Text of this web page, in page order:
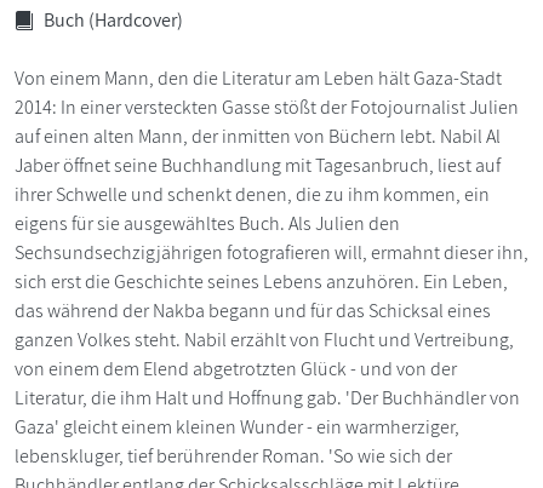
Buch (Hardcover)
Von einem Mann, den die Literatur am Leben hält Gaza-Stadt
2014: In einer versteckten Gasse stößt der Fotojournalist Julien
auf einen alten Mann, der inmitten von Büchern lebt. Nabil Al
Jaber öffnet seine Buchhandlung mit Tagesanbruch, liest auf
ihrer Schwelle und schenkt denen, die zu ihm kommen, ein
eigens für sie ausgewähltes Buch. Als Julien den
Sechsundsechzigjährigen fotografieren will, ermahnt dieser ihn,
sich erst die Geschichte seines Lebens anzuhören. Ein Leben,
das während der Nakba begann und für das Schicksal eines
ganzen Volkes steht. Nabil erzählt von Flucht und Vertreibung,
von einem dem Elend abgetrotzten Glück - und von der
Literatur, die ihm Halt und Hoffnung gab. 'Der Buchhändler von
Gaza' gleicht einem kleinen Wunder - ein warmherziger,
lebenskluger, tief berührender Roman. 'So wie sich der